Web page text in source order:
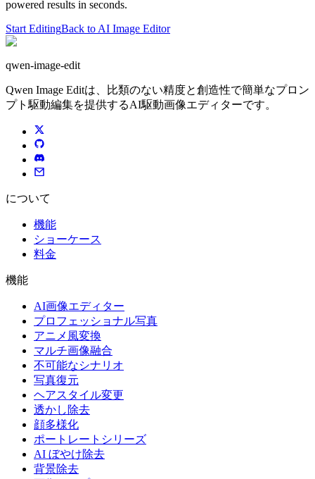
powered results in seconds.
Start EditingBack to AI Image Editor
qwen-image-edit
Qwen Image Editは、比類のない精度と創造性で簡単なプロン
プト駆動編集を提供するAI駆動画像エディターです。
について
機能
ショーケース
料金
機能
AI画像エディター
プロフェッショナル写真
アニメ風変換
マルチ画像融合
不可能なシナリオ
写真復元
ヘアスタイル変更
透かし除去
顔多様化
ポートレートシリーズ
AI ぼやけ除去
背景除去